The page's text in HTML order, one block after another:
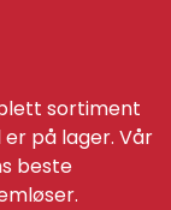
sortiment
på lager. Vår
beste